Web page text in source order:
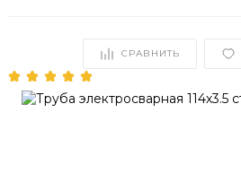
СРАВНИТЬ